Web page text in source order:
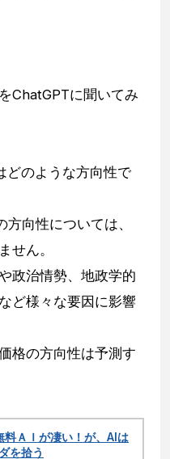
ChatGPTに聞いてみ
どのような方向性で
向性については、
せん。
政治情勢、地政学的
ど様々な要因に影響
格の方向性は予測す
ＡＩが凄い！が、AIは
を拾う